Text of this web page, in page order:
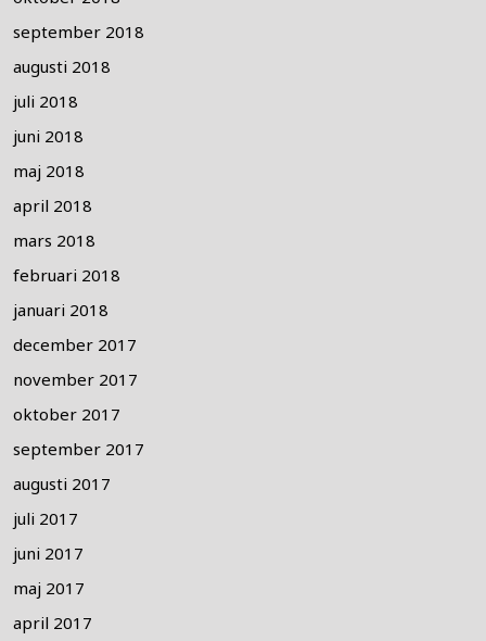
september 2018
augusti 2018
juli 2018
juni 2018
maj 2018
april 2018
mars 2018
februari 2018
januari 2018
december 2017
november 2017
oktober 2017
september 2017
augusti 2017
juli 2017
juni 2017
maj 2017
april 2017